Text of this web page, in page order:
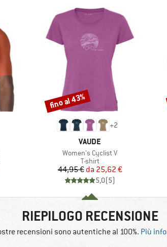
+2
MARCHIO
VAUDE
Articolo
Women's Cyclist V
Gruppo di prodotti
T-shirt
Prezzo
44,95 € Prezzo ridotto
da 25,62 €
5,0(5)
Sconto
fino al 43%
RIEPILOGO RECENSIONE
recensioni sono autentiche al 100%. Più